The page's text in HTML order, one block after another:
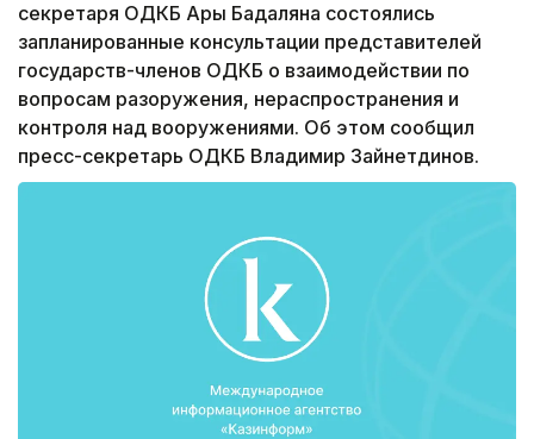
секретаря ОДКБ Ары Бадаляна состоялись
запланированные консультации представителей
государств-членов ОДКБ о взаимодействии по
вопросам разоружения, нераспространения и
контроля над вооружениями. Об этом сообщил
пресс-секретарь ОДКБ Владимир Зайнетдинов.